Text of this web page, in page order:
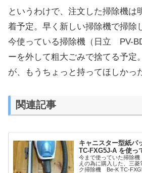
というわけで、注文した掃除機は
着予定。早く新しい掃除機で掃除
今使っている掃除機（日立 PV-
ーを外して粗大ごみで捨てる予定
が、もうちょっと持ってほしかっ
関連記事
キャニスター型紙パ
TC-FXG5J-A を使っ
今まで使っていた掃除機
えの為に購入した、三
ク掃除機 Be-K TC-